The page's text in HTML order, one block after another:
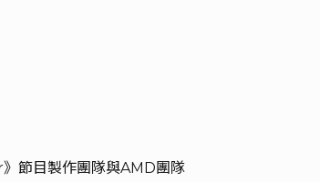
節目製作團隊與AMD團隊